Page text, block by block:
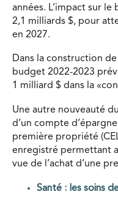
années. L’impact sur
2,1 milliards $, pour
en 2027.
Dans la construction
budget 2022-2023
1 milliard $ dans la
Une autre nouveauté
d’un compte
première propriété
enregistré permettant
vue de l’achat d’une
Santé : les soins